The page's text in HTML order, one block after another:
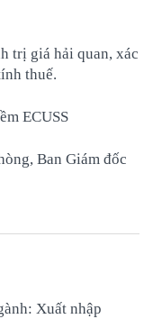
trị giá hải quan, xác
thuế.
ECUSS
Ban Giám đốc
Xuất nhập